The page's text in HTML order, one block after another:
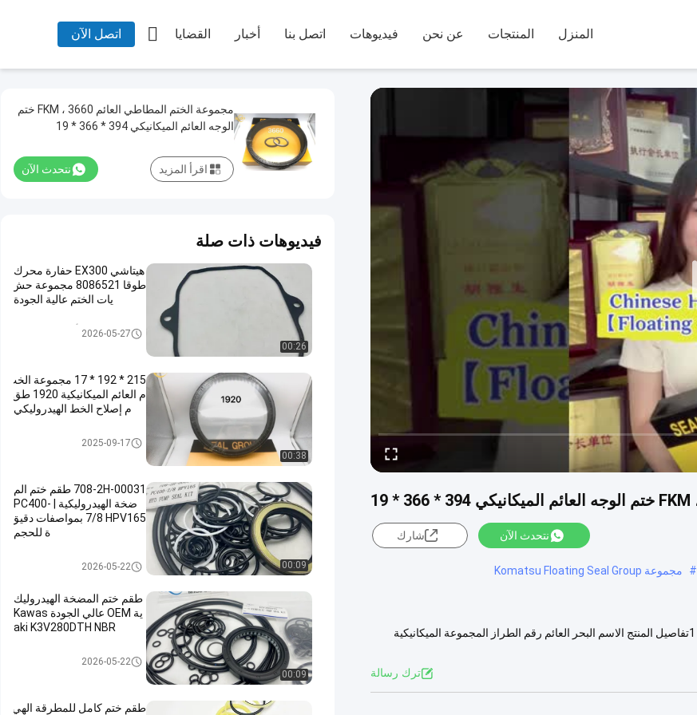
المنزل المنتجات عن نحن فيديوهات اتصل بنا أخبار القضايا اتصل الآن 
نتحدث الآن شارك
# مجموعة Komatsu Floating Seal Group
سعر المصنع 3660 الحجم (394*366*19) مجموعة طوابع ميكانيكية عالية الجودة 1تفاصيل المنتج الاسم البحر العائم رقم الطراز المجموعة الميكانيكية
ترك رسالة
مجموعة الختم المطاطي العائم FKM ، 3660 ختم
الوجه العائم الميكانيكي 394 * 366 * 19
نتحدث الآن اقرأ المزيد
فيديوهات ذات صلة
00:26
هيتاشي EX300 حفارة محرك
طوقا 8086521 مجموعة حش
يات الختم عالية الجودة
2026-05-27
00:38
215 * 192 * 17 مجموعة الخت
م العائم الميكانيكية 1920 طق
م إصلاح الخط الهيدروليكي
مجموعة الختم العائم2025-09-17
00:09
708-2H-00031 طقم ختم الم
ضخة الهيدروليكية | PC400-
7/8 HPV165 بمواصفات دقيق
ة للحجم
طقم ختم المضخة الهيدروليكية
2026-05-22
00:09
طقم ختم المضخة الهيدروليك
ية OEM عالي الجودة Kawas
aki K3V280DTH NBR
طقم ختم المضخة الهيدروليكية
2026-05-22
طقم ختم كامل للمطرقة الهي